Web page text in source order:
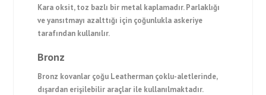
Kara oksit, toz bazlı bir metal kaplamadır. Parlaklığı
ve yansıtmayı azalttığı için çoğunlukla askeriye
tarafından kullanılır.
Bronz
Bronz kovanlar çoğu Leatherman çoklu-aletlerinde,
dışardan erişilebilir araçlar ile kullanılmaktadır.